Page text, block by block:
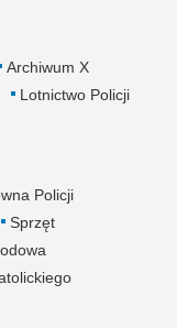
Archiwum X
Lotnictwo Policji
Policji
Sprzęt